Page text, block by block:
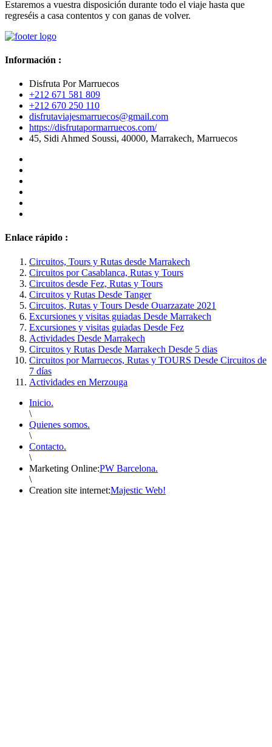
Estaremos a vuestra disposición durante todo el viaje hasta que
regreséis a casa contentos y con ganas de volver.
Información :
Disfruta Por Marruecos
+212 671 581 809
+212 670 250 110
disfrutaviajesmarruecos@gmail.com
https://disfrutapormarruecos.com/
45, Sidi Ahmed Soussi, 40000, Marrakech, Marruecos
Enlace rápido :
Circuitos, Tours y Rutas desde Marrakech
Circuitos por Casablanca, Rutas y Tours
Circuitos desde Fez, Rutas y Tours
Circuitos y Rutas Desde Tanger
Circuitos, Rutas y Tours Desde Ouarzazate 2021
Excursiones y visitas guiadas Desde Marrakech
Excursiones y visitas guiadas Desde Fez
Actividades Desde Marrakech
Circuitos y Rutas Desde Marrakech Desde 5 dias
Circuitos por Marruecos, Rutas y TOURS Desde Circuitos de
7 días
Actividades en Merzouga
Inicio.
\
Quienes somos.
\
Contacto.
\
Marketing Online:PW Barcelona.
\
Creation site internet:Majestic Web!